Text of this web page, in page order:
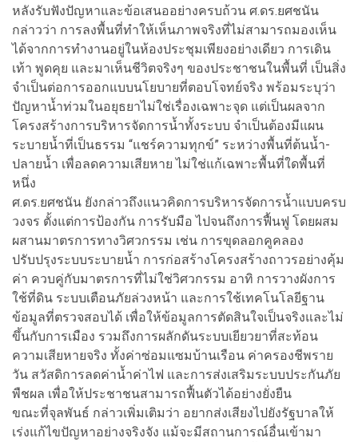
หลังรับฟังปัญหาและข้อเสนออย่างครบถ้วน ศ.ดร.ยศชนัน
กล่าวว่า การลงพื้นที่ทำให้เห็นภาพจริงที่ไม่สามารถมองเห็น
ได้จากการทำงานอยู่ในห้องประชุมเพียงอย่างเดียว การเดิน
เท้า พูดคุย และมาเห็นชีวิตจริงๆ ของประชาชนในพื้นที่ เป็นสิ่ง
จำเป็นต่อการออกแบบนโยบายที่ตอบโจทย์จริง พร้อมระบุว่า
ปัญหาน้ำท่วมในอยุธยาไม่ใช่เรื่องเฉพาะจุด แต่เป็นผลจาก
โครงสร้างการบริหารจัดการน้ำทั้งระบบ จำเป็นต้องมีแผน
ระบายน้ำที่เป็นธรรม “แชร์ความทุกข์” ระหว่างพื้นที่ต้นน้ำ-
ปลายน้ำ เพื่อลดความเสียหาย ไม่ใช่แก้เฉพาะพื้นที่ใดพื้นที่
หนึ่ง
ศ.ดร.ยศชนัน ยังกล่าวถึงแนวคิดการบริหารจัดการน้ำแบบครบ
วงจร ตั้งแต่การป้องกัน การรับมือ ไปจนถึงการฟื้นฟู โดยผสม
ผสานมาตรการทางวิศวกรรม เช่น การขุดลอกคูคลอง
ปรับปรุงระบบระบายน้ำ การก่อสร้างโครงสร้างถาวรอย่างคุ้ม
ค่า ควบคู่กับมาตรการที่ไม่ใช่วิศวกรรม อาทิ การวางผังการ
ใช้ที่ดิน ระบบเตือนภัยล่วงหน้า และการใช้เทคโนโลยีฐาน
ข้อมูลที่ตรวจสอบได้ เพื่อให้ข้อมูลการตัดสินใจเป็นจริงและไม่
ขึ้นกับการเมือง รวมถึงการผลักดันระบบเยียวยาที่สะท้อน
ความเสียหายจริง ทั้งค่าซ่อมแซมบ้านเรือน ค่าครองชีพราย
วัน สวัสดิการลดค่าน้ำค่าไฟ และการส่งเสริมระบบประกันภัย
พืชผล เพื่อให้ประชาชนสามารถฟื้นตัวได้อย่างยั่งยืน
ขณะที่จุลพันธ์ กล่าวเพิ่มเติมว่า อยากส่งเสียงไปยังรัฐบาลให้
เร่งแก้ไขปัญหาอย่างจริงจัง แม้จะมีสถานการณ์อื่นเข้ามา